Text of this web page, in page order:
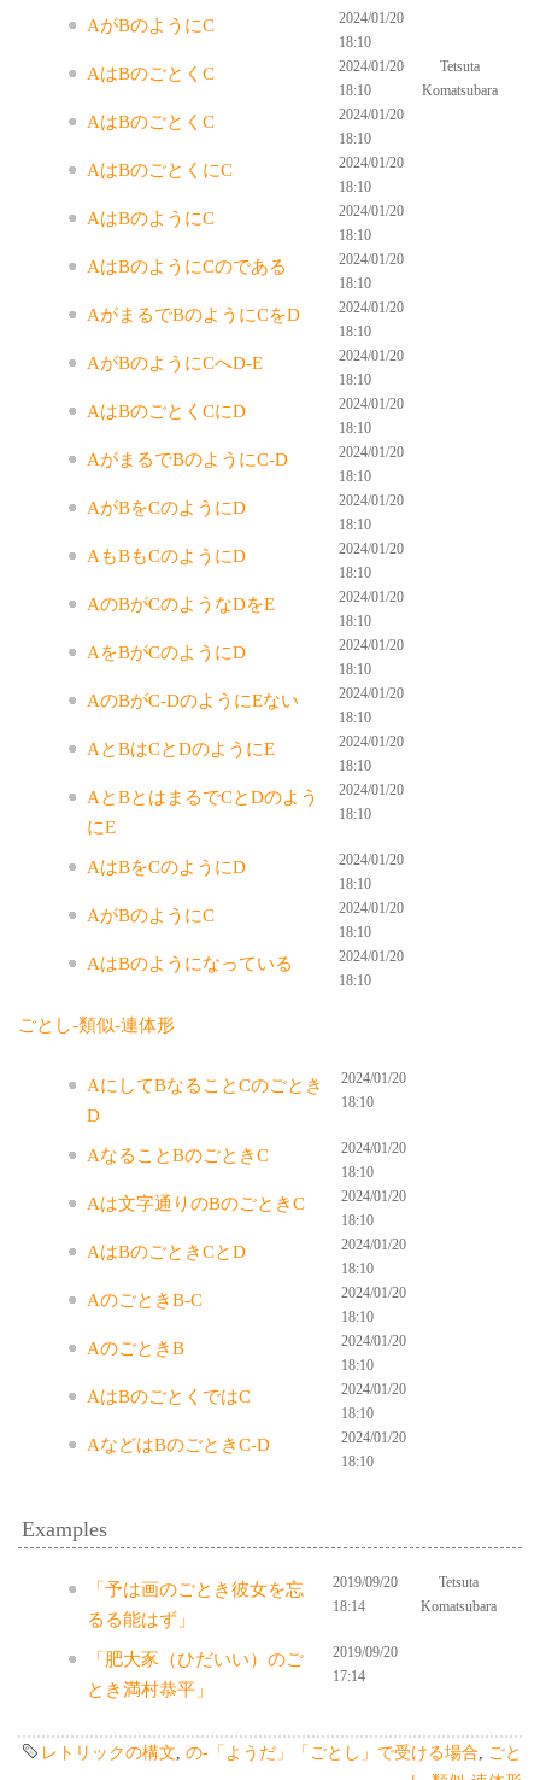
AがBのようにC
2024/01/20
18:10
AはBのごとくC
2024/01/20
18:10
Tetsuta
Komatsubara
AはBのごとくC
2024/01/20
18:10
AはBのごとくにC
2024/01/20
18:10
AはBのようにC
2024/01/20
18:10
AはBのようにCのである
2024/01/20
18:10
AがまるでBのようにCをD
2024/01/20
18:10
AがBのようにCへD-E
2024/01/20
18:10
AはBのごとくCにD
2024/01/20
18:10
AがまるでBのようにC-D
2024/01/20
18:10
AがBをCのようにD
2024/01/20
18:10
AもBもCのようにD
2024/01/20
18:10
AのBがCのようなDをE
2024/01/20
18:10
AをBがCのようにD
2024/01/20
18:10
AのBがC-DのようにEない
2024/01/20
18:10
AとBはCとDのようにE
2024/01/20
18:10
AとBとはまるでCとDのよう
にE
2024/01/20
18:10
AはBをCのようにD
2024/01/20
18:10
AがBのようにC
2024/01/20
18:10
AはBのようになっている
2024/01/20
18:10
ごとし-類似-連体形
AにしてBなることCのごとき
D
2024/01/20
18:10
AなることBのごときC
2024/01/20
18:10
Aは文字通りのBのごときC
2024/01/20
18:10
AはBのごときCとD
2024/01/20
18:10
AのごときB-C
2024/01/20
18:10
AのごときB
2024/01/20
18:10
AはBのごとくではC
2024/01/20
18:10
AなどはBのごときC-D
2024/01/20
18:10
Examples
「予は画のごとき彼女を忘
るる能はず」
2019/09/20
18:14
Tetsuta
Komatsubara
「肥大豕（ひだいい）のご
とき満村恭平」
2019/09/20
17:14
レトリックの構文 の-「ようだ」「ごとし」で受ける場合
ごと